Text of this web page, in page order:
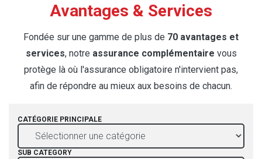
d'ArianeAvantages & Services
Fondée sur une gamme de plus de 70 avantages et
services, notre assurance complémentaire vous
protège là où l'assurance obligatoire n'intervient pas,
afin de répondre au mieux aux besoins de chacun.
CATÉGORIE PRINCIPALE
SUB CATEGORY